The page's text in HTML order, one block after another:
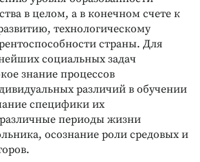
в целом, а в конечном счете к
технологическому
страны. Для
социальных задач
знание процессов
различий в обучении
специфики их
периоды жизни
осознание роли средовых и